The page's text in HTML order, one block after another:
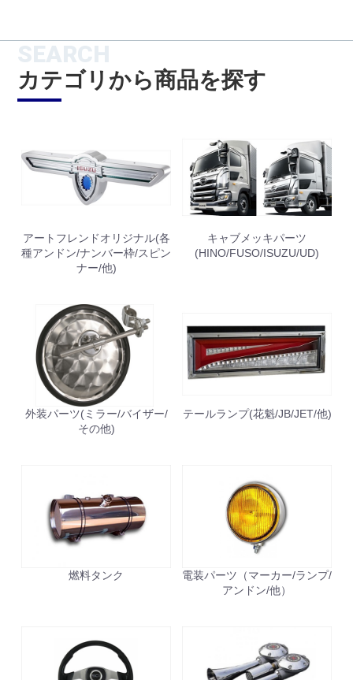
お買い物を続ける
SEARCH
カテゴリから商品を探す
アートフレンドオリジナル(各
種アンドン/ナンバー枠/スピン
ナー/他)
キャブメッキパーツ
(HINO/FUSO/ISUZU/UD)
外装パーツ(ミラー/バイザー/
その他)
テールランプ(花魁/JB/JET/他)
燃料タンク
電装パーツ（マーカー/ランプ/
アンドン/他）